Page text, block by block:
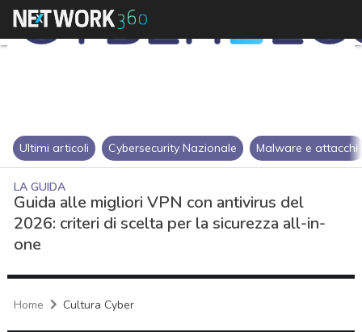
Ultimi articoli Cybersecurity Nazionale Malware e attacchi
LA GUIDA
Guida alle migliori VPN con antivirus del
2026: criteri di scelta per la sicurezza all-in-
one
Home Cultura Cyber